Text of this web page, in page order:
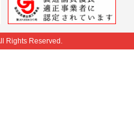
Rights Reserved.